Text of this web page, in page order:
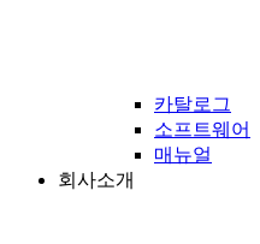
카탈로그
소프트웨어
매뉴얼
회사소개